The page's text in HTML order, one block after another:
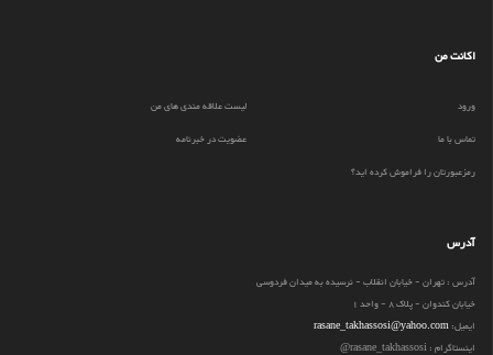
اکانت من
ورود
لیست علاقه مندی های من
تماس با ما
عضویت در خبرنامه
رمزعبورتان را فراموش کرده اید؟
آدرس
آدرس : تهران - خیابان انقلاب - نرسیده به میدان فردوسی
خیابان کندوان - پلاک 8 - واحد 1
ایمیل:rasane_takhassosi@yahoo.com
اینستاگرام : rasane_takhassosi@